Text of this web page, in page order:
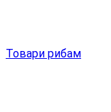
Товари рибам